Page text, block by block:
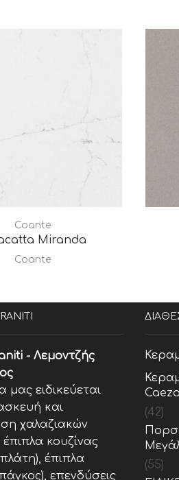
Coante
Miranda
Coante
- Λεμοντζής
μας ειδικεύεται
και
χαλαζιακών
έπιπλα κουζίνας
έπιπλα
επενδύσεις
(42)
(55)